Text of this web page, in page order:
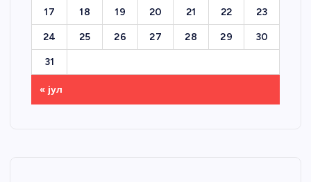
17 18 19 20 21 22 23
24 25 26 27 28 29 30
31
« јул